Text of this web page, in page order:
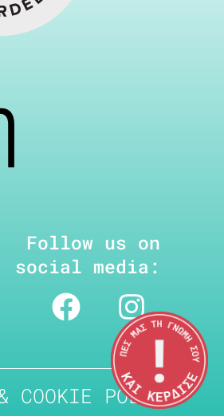
Follow us on
social media:
COOKIE POLICY